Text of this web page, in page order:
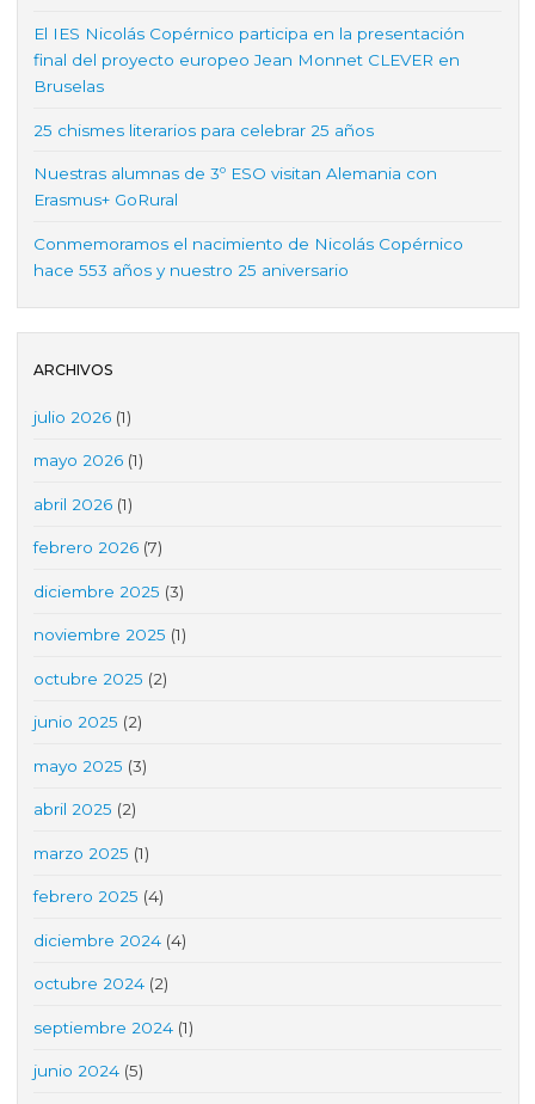
El IES Nicolás Copérnico participa en la presentación
final del proyecto europeo Jean Monnet CLEVER en
Bruselas
25 chismes literarios para celebrar 25 años
Nuestras alumnas de 3º ESO visitan Alemania con
Erasmus+ GoRural
Conmemoramos el nacimiento de Nicolás Copérnico
hace 553 años y nuestro 25 aniversario
ARCHIVOS
julio 2026 (1)
mayo 2026 (1)
abril 2026 (1)
febrero 2026 (7)
diciembre 2025 (3)
noviembre 2025 (1)
octubre 2025 (2)
junio 2025 (2)
mayo 2025 (3)
abril 2025 (2)
marzo 2025 (1)
febrero 2025 (4)
diciembre 2024 (4)
octubre 2024 (2)
septiembre 2024 (1)
junio 2024 (5)